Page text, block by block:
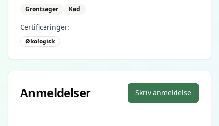
Grøntsager Kød
Certificeringer:
Økologisk
Anmeldelser Skriv anmeldelse